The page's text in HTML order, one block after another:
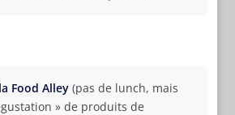
Food Alley(pas de lunch, mais
» de produits de